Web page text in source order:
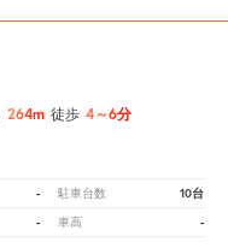
264m 徒歩 4～6分
- 駐車台数 10台
- 車高 -